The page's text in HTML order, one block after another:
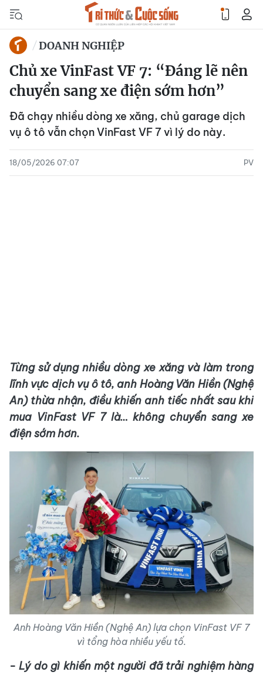
DOANH NGHIỆP
Chủ xe VinFast VF 7: “Đáng lẽ nên
chuyển sang xe điện sớm hơn”
Đã chạy nhiều dòng xe xăng, chủ garage dịch
vụ ô tô vẫn chọn VinFast VF 7 vì lý do này.
18/05/2026 07:07 PV
Từng sử dụng nhiều dòng xe xăng và làm trong
lĩnh vực dịch vụ ô tô, anh Hoàng Văn Hiền (Nghệ
An) thừa nhận, điều khiến anh tiếc nhất sau khi
mua VinFast VF 7 là… không chuyển sang xe
điện sớm hơn.
Anh Hoàng Văn Hiền (Nghệ An) lựa chọn VinFast VF 7
vì tổng hòa nhiều yếu tố.
- Lý do gì khiến một người đã trải nghiệm hàng